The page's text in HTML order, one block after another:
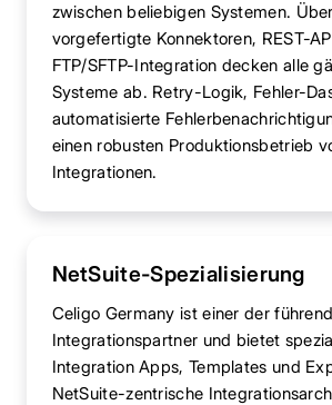
zwischen beliebigen Systemen.
vorgefertigte Konnektoren, REST-
FTP/SFTP-Integration decken alle
Systeme ab. Retry-Logik, Fehler-
automatisierte
einen robusten Produktionsbetrieb
Integrationen.
NetSuite-Spezialisierung
Celigo Germany ist einer der
Integrationspartner und bietet
Integration Apps, Templates und
NetSuite-zentrische